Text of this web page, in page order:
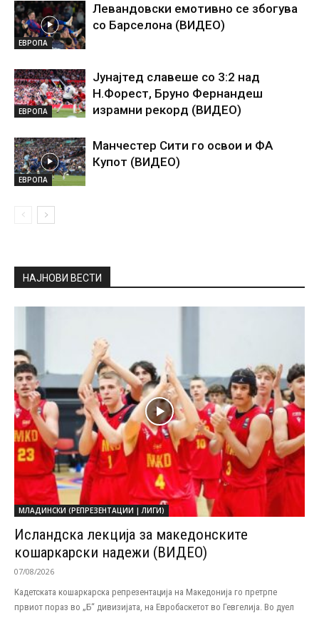
ЕВРОПА
Левандовски емотивно се збогува
со Барселона (ВИДЕО)
ЕВРОПА
Јунајтед славеше со 3:2 над
Н.Форест, Бруно Фернандеш
израмни рекорд (ВИДЕО)
ЕВРОПА
Манчестер Сити го освои и ФА
Купот (ВИДЕО)
НАЈНОВИ ВЕСТИ
МЛАДИНСКИ (РЕПРЕЗЕНТАЦИИ | ЛИГИ)
Исландска лекција за македонските
кошаркарски надежи (ВИДЕО)
07/08/2026
Кадетската кошаркарска репрезентација на Македонија го претрпе
првиот пораз во „Б“ дивизијата, на Евробаскетот во Гевгелија. Во дуел